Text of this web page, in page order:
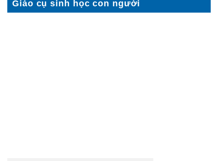
Giáo cụ sinh học con người